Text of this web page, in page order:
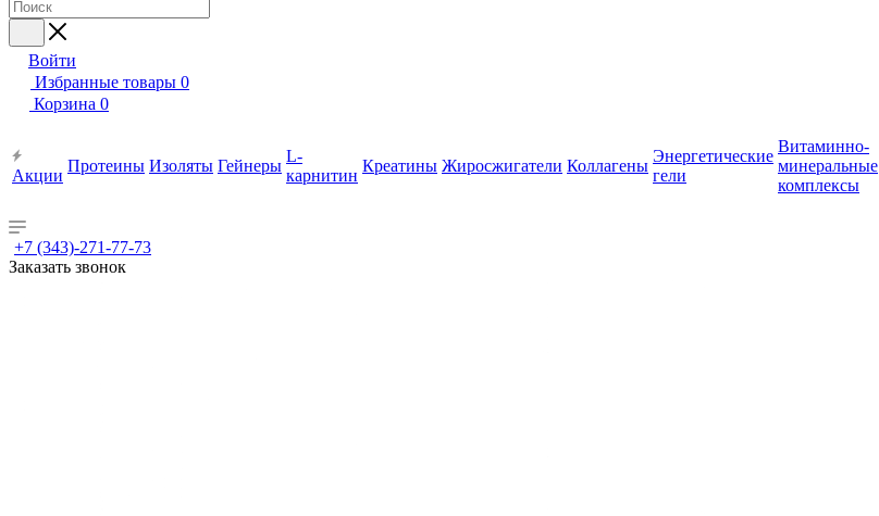
Войти
Избранные товары 0
Корзина 0
Акции
Протеины Изоляты Гейнеры
L-
карнитин
Креатины Жиросжигатели Коллагены
Энергетические
гели
Витаминно-
минеральные
комплексы
+7 (343)-271-77-73
Заказать звонок